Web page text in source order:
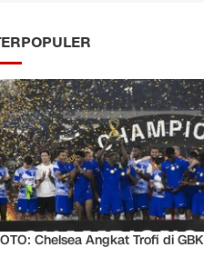
Chelsea Angkat Trofi di GBK